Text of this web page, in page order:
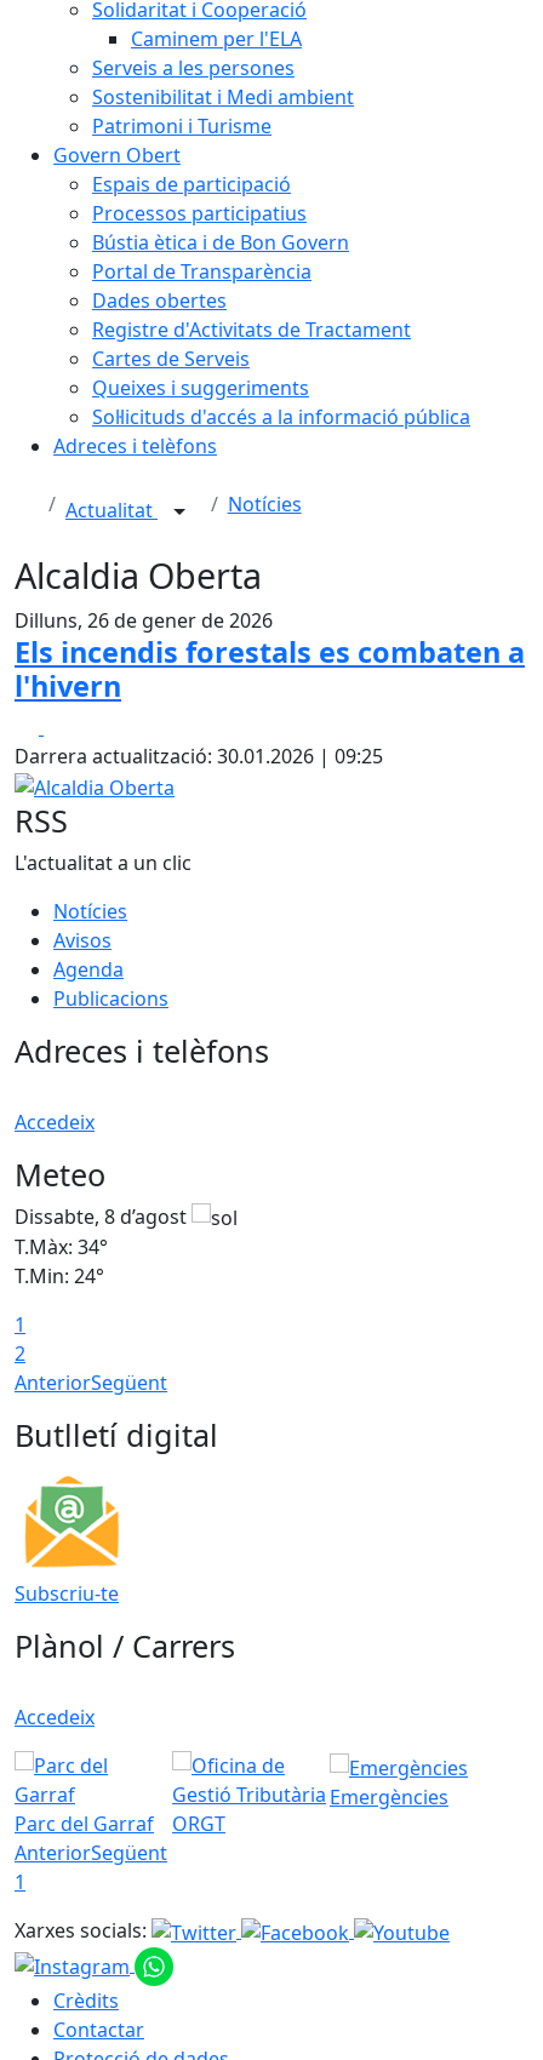
Solidaritat i Cooperació
Caminem per l'ELA
Serveis a les persones
Sostenibilitat i Medi ambient
Patrimoni i Turisme
Govern Obert
Espais de participació
Processos participatius
Bústia ètica i de Bon Govern
Portal de Transparència
Dades obertes
Registre d'Activitats de Tractament
Cartes de Serveis
Queixes i suggeriments
Sol·licituds d'accés a la informació pública
Adreces i telèfons
Actualitat Notícies
Alcaldia Oberta
Dilluns, 26 de gener de 2026
Els incendis forestals es combaten a
l'hivern
Darrera actualització: 30.01.2026 | 09:25
Alcaldia Oberta
RSS
L'actualitat a un clic
Notícies
Avisos
Agenda
Publicacions
Adreces i telèfons
Accedeix
Meteo
Dissabte, 8 d’agost
T.Màx: 34°
T.Min: 24°
1
2
AnteriorSegüent
Butlletí digital
Subscriu-te
Plànol / Carrers
Accedeix
Parc del Garraf ORGT
Emergències
AnteriorSegüent
1
Xarxes socials:
Crèdits
Contactar